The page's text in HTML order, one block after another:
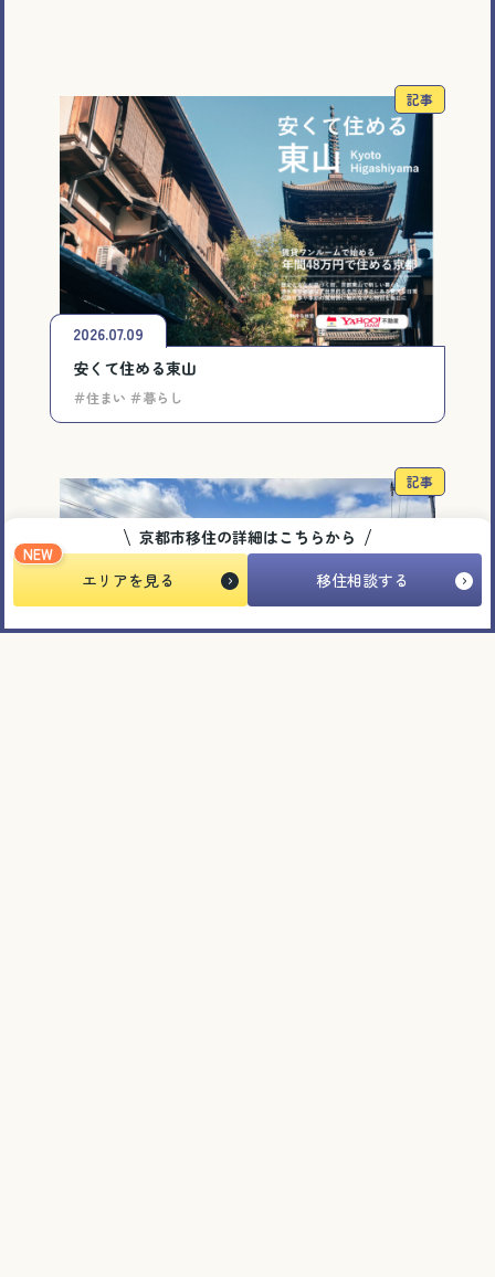
京都市移住の詳細はこちらから
NEW
エリアを見る 移住相談する
記事
安くて住める東山
＃住まい ＃暮らし
2026.07.09
記事